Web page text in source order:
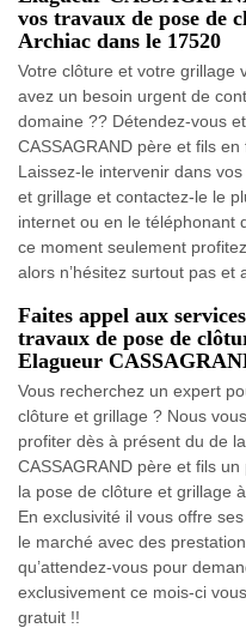
vos travaux de pose de
Archiac dans le 17520
Votre clôture et votre grillage
avez un besoin urgent de
domaine ?? Détendez-vous
CASSAGRAND père et fils
Laissez-le intervenir dans
et grillage et contactez-le le
internet ou en le téléphonant
ce moment seulement
alors n’hésitez surtout pas et
Faites appel aux
travaux de pose de
Elagueur
Vous recherchez un expert
clôture et grillage ? Nous
profiter dès à présent du de
CASSAGRAND père et fils
la pose de clôture et grillage
En exclusivité il vous offre
le marché avec des
qu’attendez-vous pour
exclusivement ce mois-ci
gratuit !!